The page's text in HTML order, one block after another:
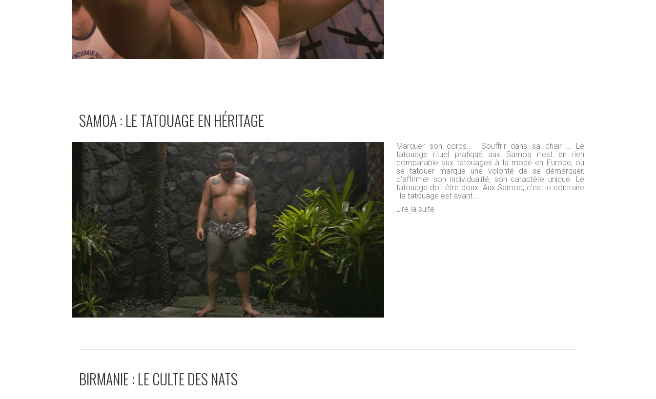
SAMOA : LE TATOUAGE EN HÉRITAGE
Marquer son corps… Souffrir dans sa chair … Le
tatouage rituel pratiqué aux Samoa n’est en rien
comparable aux tatouages à la mode en Europe, où
se tatouer marque une volonté de se démarquer,
d’affirmer son individualité, son caractère unique. Le
tatouage doit être doux. Aux Samoa, c’est le contraire
: le tatouage est avant…
Lire la suite
BIRMANIE : LE CULTE DES NATS